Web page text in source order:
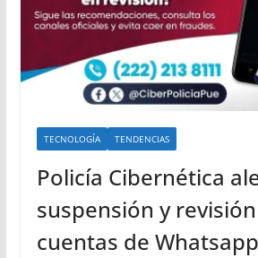
TECNOLOGÍA TENDENCIAS
Policía Cibernética
suspensión y
cuentas de Whatsapp